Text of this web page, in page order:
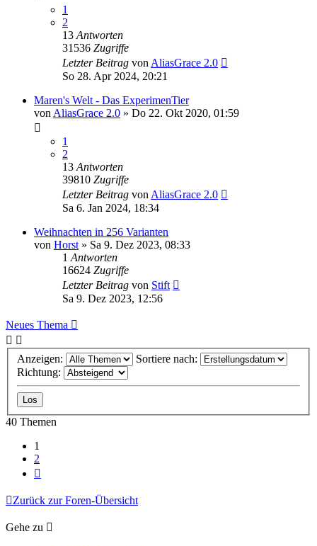
1
2
13 Antworten
31536 Zugriffe
Letzter Beitrag von AliasGrace 2.0
So 28. Apr 2024, 20:21
Maren's Welt - Das ExperimenTier
von AliasGrace 2.0 » Do 22. Okt 2020, 01:59
1
2
13 Antworten
39810 Zugriffe
Letzter Beitrag von AliasGrace 2.0
Sa 6. Jan 2024, 18:34
Weihnachten in 256 Varianten
von Horst » Sa 9. Dez 2023, 08:33
1 Antworten
16624 Zugriffe
Letzter Beitrag von Stift
Sa 9. Dez 2023, 12:56
Neues Thema
Anzeigen:
Sortiere nach:
Richtung:
40 Themen
1
2
Zurück zur Foren-Übersicht
Gehe zu